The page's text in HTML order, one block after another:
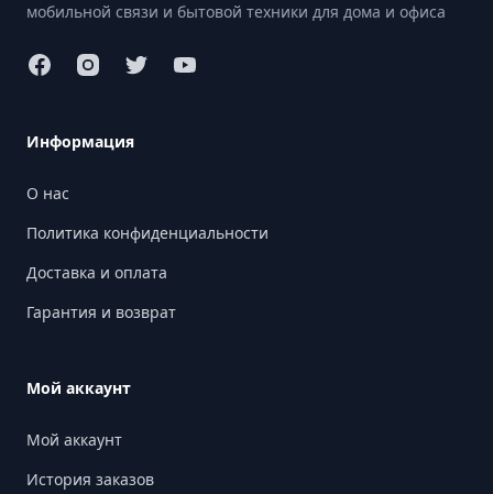
мобильной связи и бытовой техники для дома и офиса
Информация
О нас
Политика конфиденциальности
Доставка и оплата
Гарантия и возврат
Мой аккаунт
Мой аккаунт
История заказов